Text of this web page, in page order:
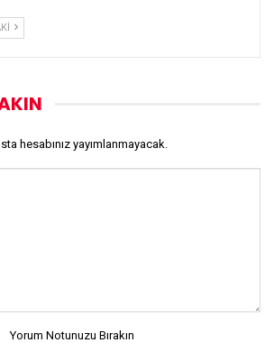
hesabınız yayımlanmayacak.
Yorum Notunuzu Bırakın